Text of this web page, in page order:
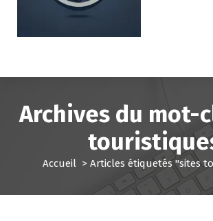
e
Archives du mot-
Accueil > Articles étiquetés "sites